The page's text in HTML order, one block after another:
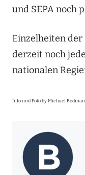
und SEPA noch
Einzelheiten
derzeit noch
nationalen
Info und Foto by Michael